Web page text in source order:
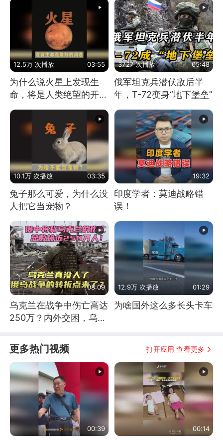
12.5万 次播放 03:55
为什么说火星上发现生
命，将是人类绝望的开
始？
3727 次播放 05:48
俄军坦克兵潜伏敌后半
年，T-72变身“地下堡垒”
10.1万 次播放 03:35
兔子那么可爱，为什么没
人把它当宠物？
19:32
印度学者：莫迪战略错
误！
08:09
乌克兰在战争中伤亡高达
250万？内外交困，乌克
12.9万 次播放 01:29
为啥国外这么多长头卡车
更多热门视频 打开应用 查看更多
00:39 00:14